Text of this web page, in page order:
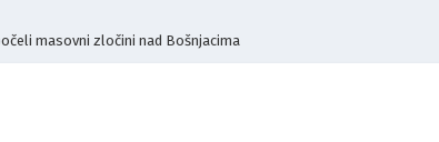
masovni zločini nad Bošnjacima